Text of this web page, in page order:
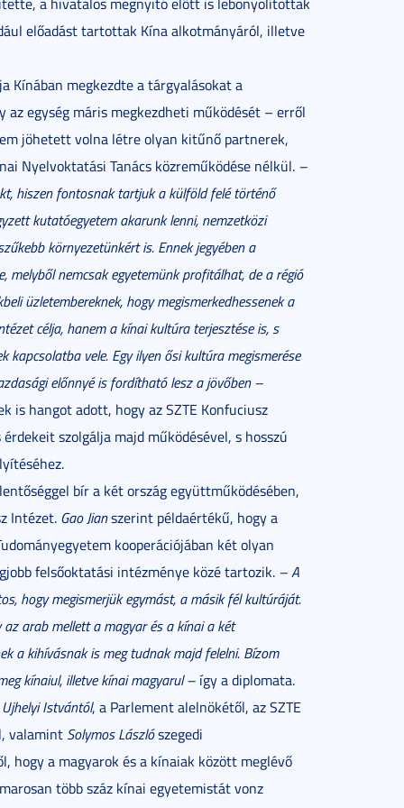
előadást tartottak Kína alkotmányáról, illetve
Kínában megkezdte a tárgyalásokat a
egység máris megkezdheti működését – erről
jöhetett volna létre olyan kitűnő partnerek,
Nyelvoktatási Tanács közreműködése nélkül. –
hiszen fontosnak tartjuk a külföld felé történő
kutatóegyetem akarunk lenni, nemzetközi
környezetünkért is. Ennek jegyében a
melyből nemcsak egyetemünk profitálhat, de a régió
üzletembereknek, hogy megismerkedhessenek a
célja, hanem a kínai kultúra terjesztése is, s
vele. Egy ilyen ősi kultúra megismerése
előnnyé is fordítható lesz a jövőben –
is hangot adott, hogy az SZTE Konfuciusz
szolgálja majd működésével, s hosszú
bír a két ország együttműködésében,
Intézet. Gao Jianszerint példaértékű, hogy a
kooperációjában két olyan
felsőoktatási intézménye közé tartozik. – A
hogy megismerjük egymást, a másik fél kultúráját.
arab mellett a magyar és a kínai a két
a kihívásnak is meg tudnak majd felelni. Bízom
kínaiul, illetve kínai magyarul –így a diplomata.
Ujhelyi Istvántól, a Parlement alelnökétől, az SZTE
valamint Solymos Lászlószegedi
hogy a magyarok és a kínaiak között meglévő
több száz kínai egyetemistát vonz